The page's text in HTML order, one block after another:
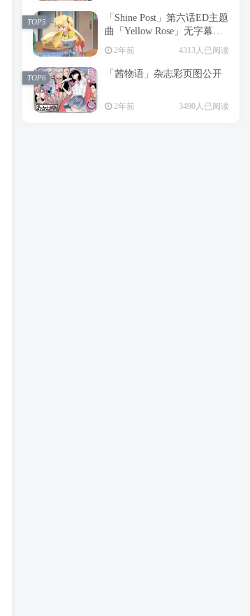
「Shine Post」第六话ED主题
曲「Yellow Rose」无字幕MV
公开
2年前 4313人已阅读
TOP5
「茜物语」杂志彩页图公开
2年前 3490人已阅读
TOP6
2年前 6199人已阅读
APP下载
2年前 5056人已阅读
TOP3
经典杯子蛋糕 佐岸 漫画「经
典杯子蛋糕」宣布真人日剧
TOP4